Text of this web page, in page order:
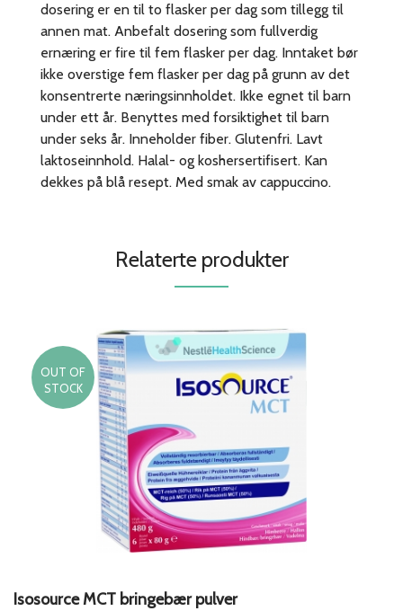
dosering er en til to flasker per dag som tillegg til
annen mat. Anbefalt dosering som fullverdig
ernæring er fire til fem flasker per dag. Inntaket bør
ikke overstige fem flasker per dag på grunn av det
konsentrerte næringsinnholdet. Ikke egnet til barn
under ett år. Benyttes med forsiktighet til barn
under seks år. Inneholder fiber. Glutenfri. Lavt
laktoseinnhold. Halal- og koshersertifisert. Kan
dekkes på blå resept. Med smak av cappuccino.
Relaterte produkter
OUT OF
STOCK
Isosource MCT bringebær pulver